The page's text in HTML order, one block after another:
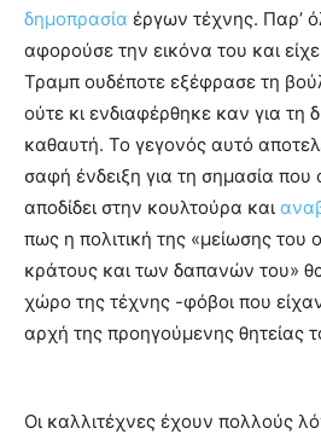
δημοπρασία έργων τέχνης. Παρ’
αφορούσε την εικόνα του και είχε
Τραμπ ουδέποτε εξέφρασε τη
ούτε κι ενδιαφέρθηκε καν για τη
καθαυτή. Το γεγονός αυτό
σαφή ένδειξη για τη σημασία
αποδίδει στην κουλτούρα και
πως η πολιτική της «μείωσης του
κράτους και των δαπανών του»
χώρο της τέχνης -φόβοι που
αρχή της προηγούμενης θητείας
Οι καλλιτέχνες έχουν πολλούς